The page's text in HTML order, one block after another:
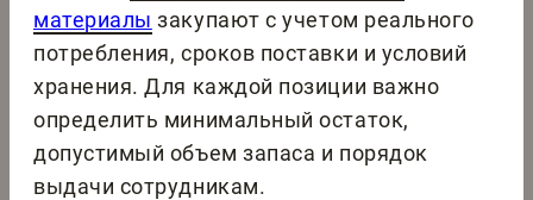
материалы закупают с учетом реального
потребления, сроков поставки и условий
хранения. Для каждой позиции важно
определить минимальный остаток,
допустимый объем запаса и порядок
выдачи сотрудникам.